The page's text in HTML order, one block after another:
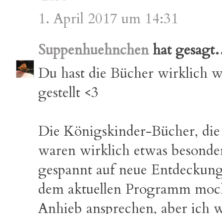
1. April 2017 um 14:31
Suppenhuehnchenhat
Du hast die Bücher wirklich
gestellt <3
Die Königskinder-Bücher,
waren wirklich etwas
gespannt auf neue
dem aktuellen Programm
Anhieb ansprechen, aber ich